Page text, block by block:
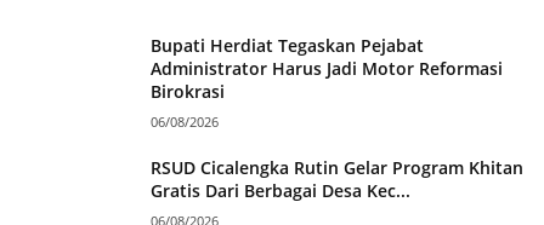
Bupati Herdiat Tegaskan Pejabat
Administrator Harus Jadi Motor Reformasi
Birokrasi
06/08/2026
RSUD Cicalengka Rutin Gelar Program Khitan
Gratis Dari Berbagai Desa Kec...
06/08/2026